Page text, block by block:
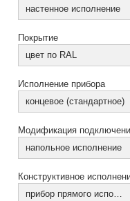
настенное исполнение
Покрытие
цвет по RAL
Исполнение прибора
концевое (стандартное)
Модификация
напольное исполнение
Конструктивное
прибор прямого исполнения